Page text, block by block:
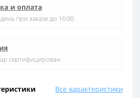
Все характеристики
и оплата
при заказе до 16:00
сертифицирован